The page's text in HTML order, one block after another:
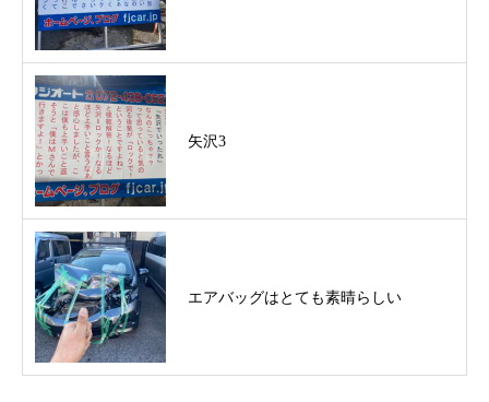
矢沢3
エアバッグはとても素晴らしい